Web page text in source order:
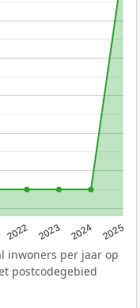
2022 2023 2024 2025
inwoners per jaar op
postcodegebied